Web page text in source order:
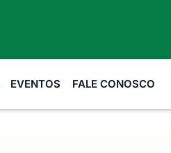
EVENTOS FALE CONOSCO